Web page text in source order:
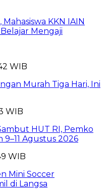
KKN IAIN
Mengaji
WIB
Murah Tiga Hari, Ini
WIB
HUT RI, Pemko
Agustus 2026
WIB
Mini Soccer
di Langsa